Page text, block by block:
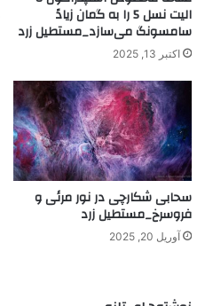
الیت نسل 5 را به گمان زیادً
سامسونگ می‌سازد_مستطیل زرد
اکتبر 13, 2025
سحابی شکارچی در نور مرئی و
فروسرخ_مستطیل زرد
آوریل 20, 2025